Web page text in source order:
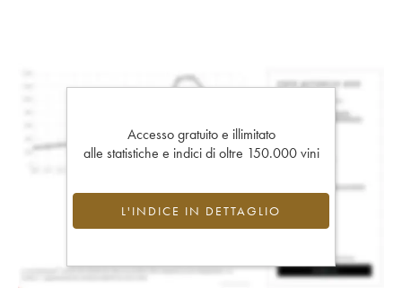
Accesso gratuito e illimitato
alle statistiche e indici di oltre 150.000 vini
L'INDICE IN DETTAGLIO